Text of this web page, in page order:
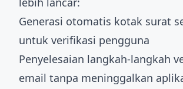
Generasi otomatis kotak surat
untuk verifikasi pengguna
Penyelesaian langkah-langkah
email tanpa meninggalkan